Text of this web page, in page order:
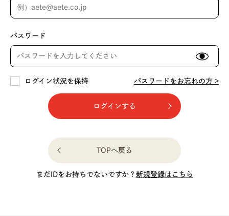
パスワード
ログイン状況を保持 パスワードをお忘れの方 >
ログインする
TOPへ戻る
まだIDをお持ちでないですか？ 新規登録はこちら